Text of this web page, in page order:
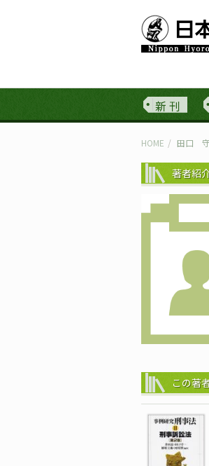
新 刊
HOME 田口
著者紹
この著